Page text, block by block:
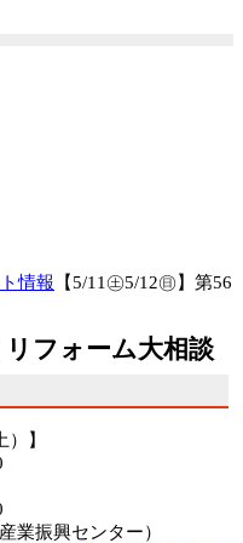
情報 【5/11㊏5/12㊐】第56
リフォーム大相談
】
業振興センター）